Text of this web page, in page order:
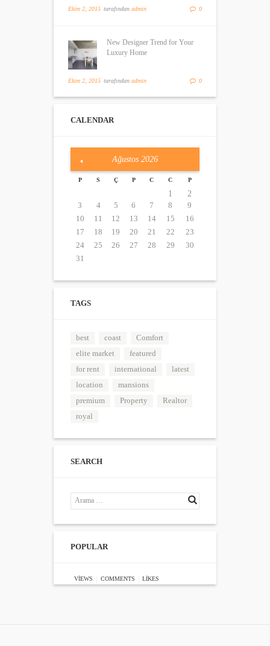
Ekim 2, 2015 tarafındanadmin 0
New Designer Trend for Your
Luxury Home
Ekim 2, 2015 tarafındanadmin 0
CALENDAR
Ağustos 2026
P S Ç P C C P
1
2
3
4 5 6 7 8
9
10
11 12 13 14 15
16
17
18 19 20 21 22
23
24
25 26 27 28 29
30
31
TAGS
best coast
Comfort
elite market
featured
for rent
international
latest
location
mansions
premium
Property
Realtor
royal
SEARCH
POPULAR
VIEWS COMMENTS LIKES